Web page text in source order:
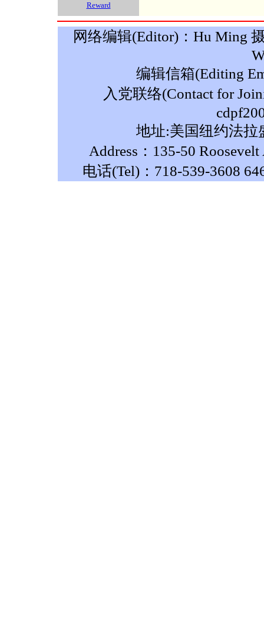
Reward
网络编辑(Editor)：Hu Ming
编辑信箱(Editing
入党联络(Contact for
地址:美国纽约法拉
Address：135-50
电话(Tel)：718-539-3608